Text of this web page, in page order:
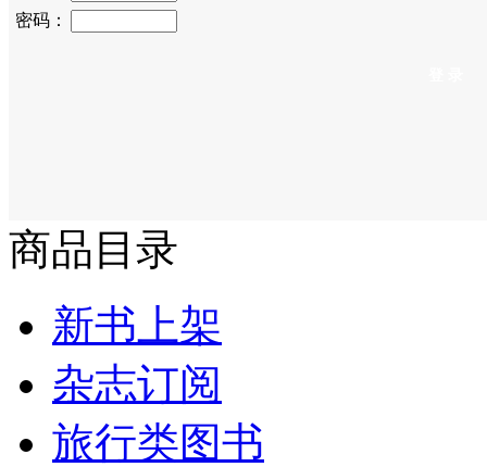
密码：
商品目录
新书上架
杂志订阅
旅行类图书